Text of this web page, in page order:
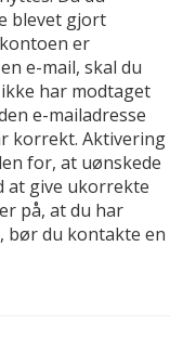
blevet gjort
er
e-mail, skal du
har modtaget
e-mailadresse
korrekt. Aktivering
for, at uønskede
at give ukorrekte
på, at du har
bør du kontakte en